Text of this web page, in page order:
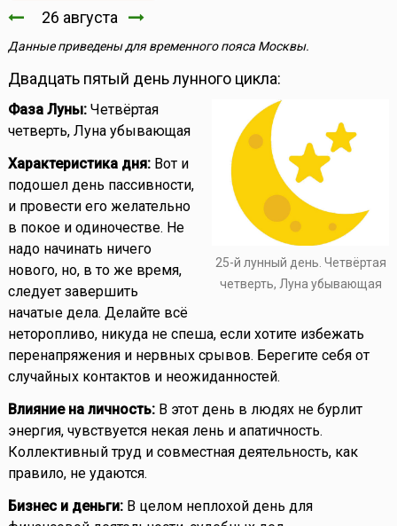
26 августа
Данные приведены для временного пояса Москвы.
Двадцать пятый день лунного цикла:
25-й лунный день. Четвёртая
четверть, Луна убывающая
Фаза Луны:Четвёртая
четверть, Луна убывающая
Характеристика дня:Вот и
подошел день пассивности,
и провести его желательно
в покое и одиночестве. Не
надо начинать ничего
нового, но, в то же время,
следует завершить
начатые дела. Делайте всё
неторопливо, никуда не спеша, если хотите избежать
перенапряжения и нервных срывов. Берегите себя от
случайных контактов и неожиданностей.
Влияние на личность:В этот день в людях не бурлит
энергия, чувствуется некая лень и апатичность.
Коллективный труд и совместная деятельность, как
правило, не удаются.
Бизнес и деньги:В целом неплохой день для